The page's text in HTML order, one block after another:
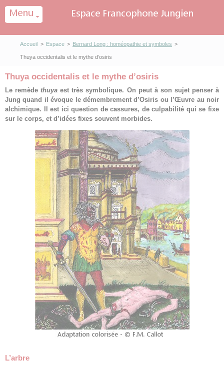
Accueil > Espace > Bernard Long : homéopathie et symboles >
Thuya occidentalis et le mythe d’osiris
Thuya occidentalis et le mythe d’osiris
Le remède thuya est très symbolique. On peut à son sujet penser à
Jung quand il évoque le démembrement d’Osiris ou l’Œuvre au noir
alchimique. Il est ici question de cassures, de culpabilité qui se fixe
sur le corps, et d’idées fixes souvent morbides.
L’arbre
Panneau de gestion des cookies